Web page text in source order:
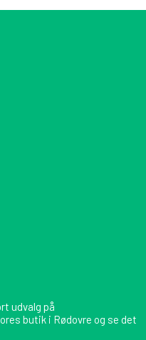
udvalg på
butik i Rødovre og se det